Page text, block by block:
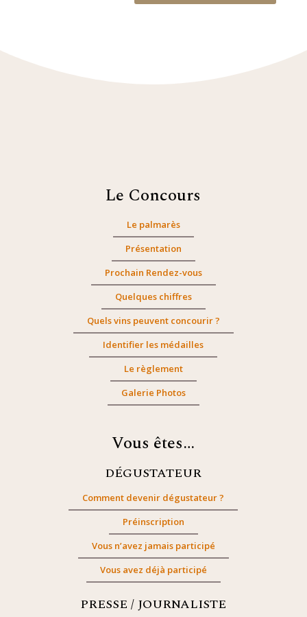
Le Concours
Le palmarès
Présentation
Prochain Rendez-vous
Quelques chiffres
Quels vins peuvent concourir ?
Identifier les médailles
Le règlement
Galerie Photos
Vous êtes…
DÉGUSTATEUR
Comment devenir dégustateur ?
Préinscription
Vous n’avez jamais participé
Vous avez déjà participé
PRESSE / JOURNALISTE